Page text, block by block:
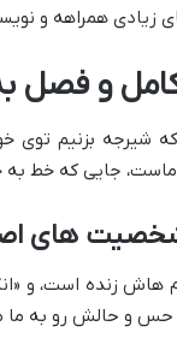
زیادی همراهه و
شیرجه بزنیم توی
ماست، جایی که خط
هاش زنده است، و
و حالش رو به ما